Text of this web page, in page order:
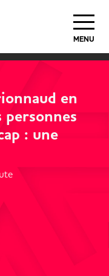
MENU
en
personnes
: une